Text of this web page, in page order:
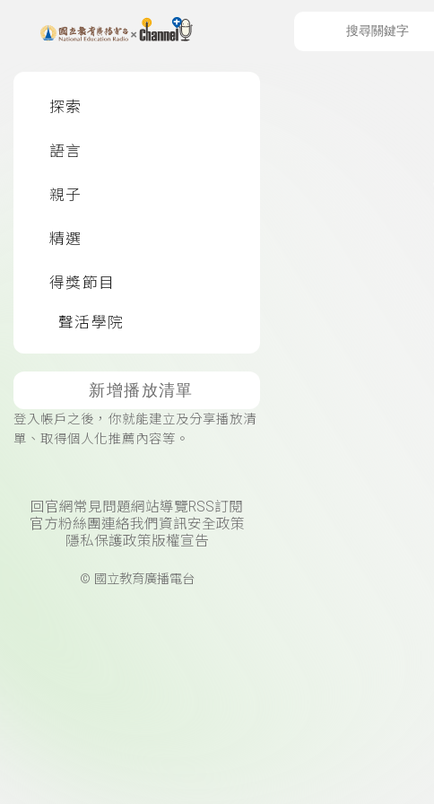
上方功能區塊
探索
語言
親子
精選
得獎節目
聲活學院
新增播放清單
登入帳戶之後，你就能建立及分享播放清
單、取得個人化推薦內容等。
回官網常見問題網站導覽RSS訂閱
官方粉絲團連絡我們 資訊安全政策
隱私保護政策版權宣告
© 國立教育廣播電台